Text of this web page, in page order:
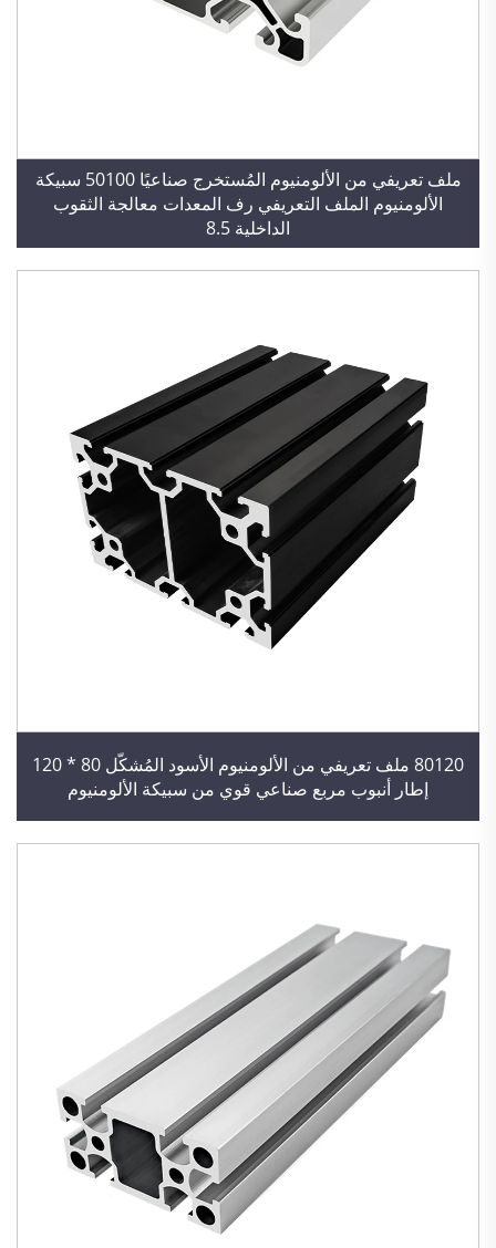
ملف تعريفي من الألومنيوم المُستخرج صناعيًا 50100 سبيكة
الألومنيوم الملف التعريفي رف المعدات معالجة الثقوب
الداخلية 8.5
80120 ملف تعريفي من الألومنيوم الأسود المُشكَّل 80 * 120
إطار أنبوب مربع صناعي قوي من سبيكة الألومنيوم